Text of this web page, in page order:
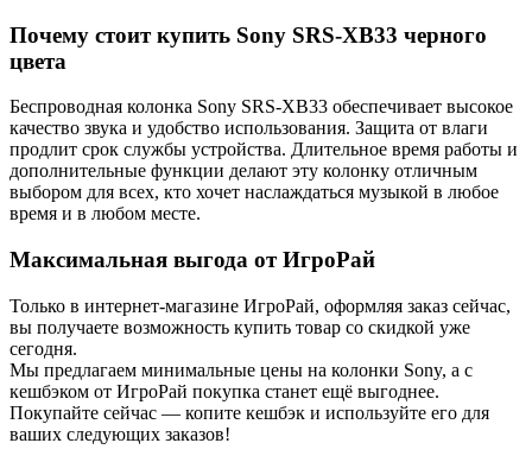
Почему стоит купить Sony SRS-XB33 черного
цвета
Беспроводная колонка Sony SRS-XB33 обеспечивает высокое
качество звука и удобство использования. Защита от влаги
продлит срок службы устройства. Длительное время работы и
дополнительные функции делают эту колонку отличным
выбором для всех, кто хочет наслаждаться музыкой в любое
время и в любом месте.
Максимальная выгода от ИгроРай
Только в интернет-магазине ИгроРай, оформляя заказ сейчас,
вы получаете возможность купить товар со скидкой уже
сегодня.
Мы предлагаем минимальные цены на колонки Sony, а с
кешбэком от ИгроРай покупка станет ещё выгоднее.
Покупайте сейчас — копите кешбэк и используйте его для
ваших следующих заказов!